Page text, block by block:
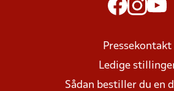
Pressekontakt
Ledige
Sådan bestiller du en